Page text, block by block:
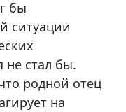
бы
ситуации
не стал бы.
родной отец
на